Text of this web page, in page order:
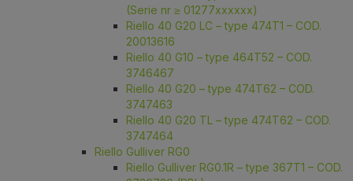
(Serie nr ≥ 01277xxxxxx)
Riello 40 G20 LC – type 474T1 – COD.
20013616
Riello 40 G10 – type 464T52 – COD.
3746467
Riello 40 G20 – type 474T62 – COD.
3747463
Riello 40 G20 TL – type 474T62 – COD.
3747464
Riello Gulliver RG0
Riello Gulliver RG0.1R – type 367T1 – COD.